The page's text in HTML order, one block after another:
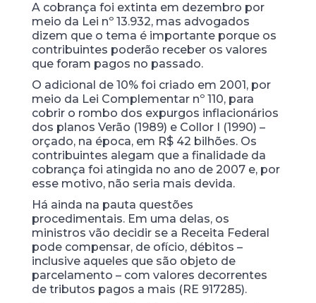
A cobrança foi extinta em dezembro por
meio da Lei nº 13.932, mas advogados
dizem que o tema é importante porque os
contribuintes poderão receber os valores
que foram pagos no passado.
O adicional de 10% foi criado em 2001, por
meio da Lei Complementar nº 110, para
cobrir o rombo dos expurgos inflacionários
dos planos Verão (1989) e Collor I (1990) –
orçado, na época, em R$ 42 bilhões. Os
contribuintes alegam que a finalidade da
cobrança foi atingida no ano de 2007 e, por
esse motivo, não seria mais devida.
Há ainda na pauta questões
procedimentais. Em uma delas, os
ministros vão decidir se a Receita Federal
pode compensar, de ofício, débitos –
inclusive aqueles que são objeto de
parcelamento – com valores decorrentes
de tributos pagos a mais (RE 917285).